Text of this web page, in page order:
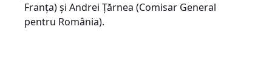
Franța) și Andrei Țărnea (Comisar General
pentru România).